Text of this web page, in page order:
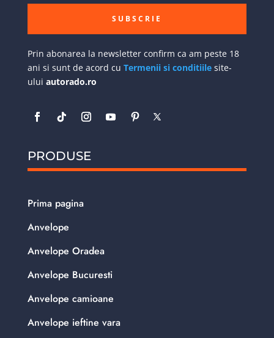
SUBSCRIE
Prin abonarea la newsletter confirm ca am peste 18
ani si sunt de acord cu Termenii si conditiilesite-
ului autorado.ro
PRODUSE
Prima pagina
Anvelope
Anvelope Oradea
Anvelope Bucuresti
Anvelope camioane
Anvelope ieftine vara